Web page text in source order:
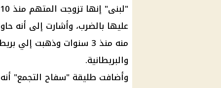
"لبنى" إنها تزوجت المتهم منذ 10 أعوام في
عليها بالضرب، وأشارت إلى أنه
منه منذ 3 سنوات وذهبت
والبريطانية.
وأضافت طليقة "سفاح التجمع"